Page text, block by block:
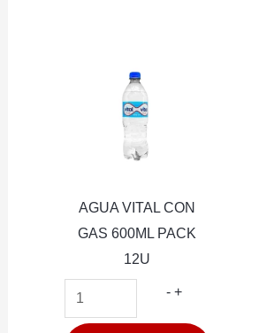
AGUA VITAL CON
GAS 600ML PACK
12U
- AGUA
+